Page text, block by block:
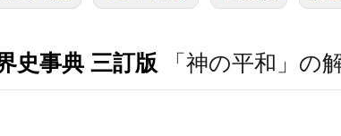
史事典 三訂版 「神の平和」の